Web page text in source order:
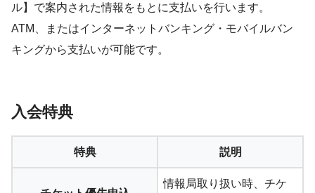
ル】で案内された情報をもとに支払いを行います。
ATM、またはインターネットバンキング・モバイルバン
キングから支払いが可能です。
入会特典
特典 説明
情報局取り扱い時、 チケ